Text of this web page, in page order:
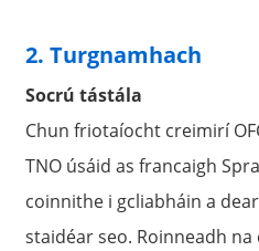
2. Turgnamhach
Socrú tástála
Chun friotaíocht creimirí
TNO úsáid as francaigh
coinnithe i gcliabháin a
staidéar seo. Roinneadh